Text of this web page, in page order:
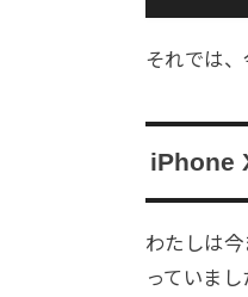
それでは、
iPhone
わたしは
っていま